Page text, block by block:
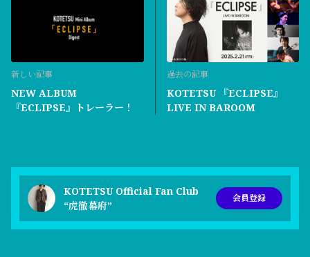
新しい記事
NEW ALBUM
『ECLIPSE』トレーラー！
過去の記事
KOTETSU 『ECLIPSE』
LIVE IN BAROOM
KOTETSU Official Fan Club
“虎徹幕府”
会員登録